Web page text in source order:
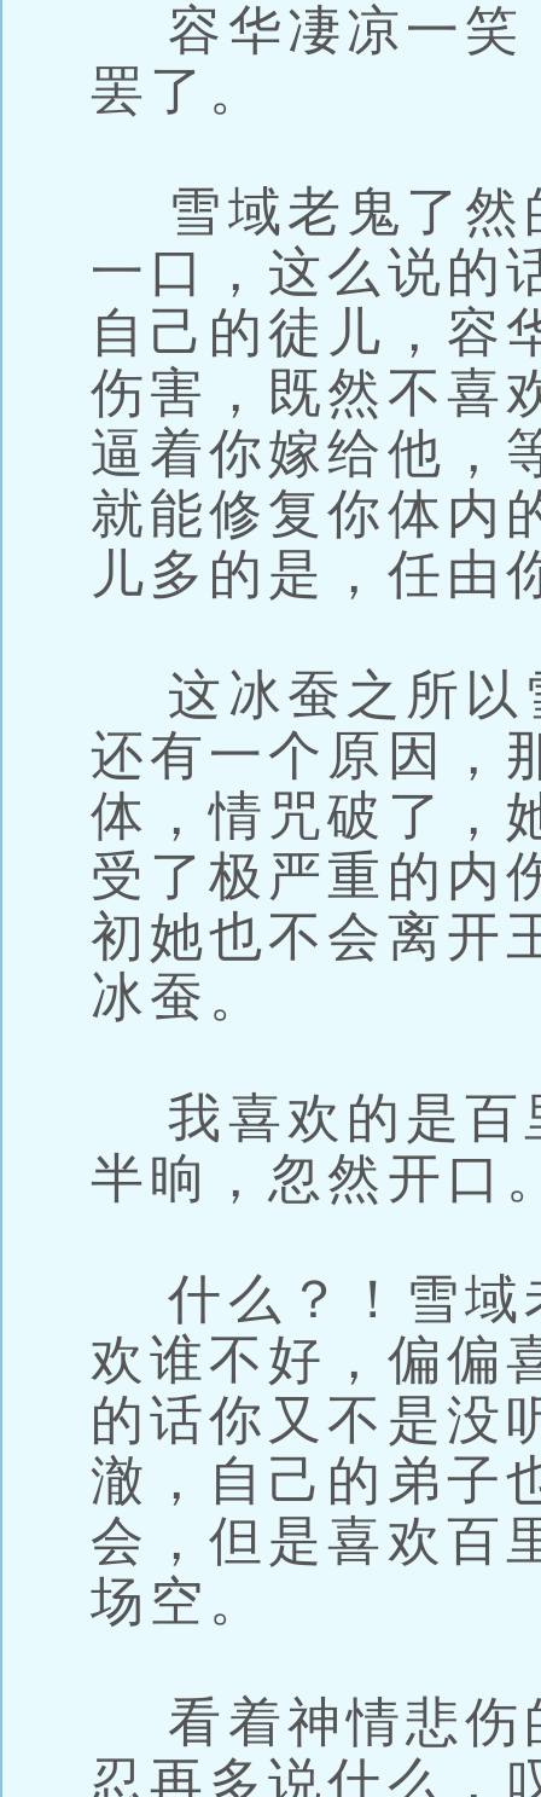
容华凄凉一笑
罢了。
雪域老鬼了然
一口，这么说的
自己的徒儿，容
伤害，既然不喜
逼着你嫁给他，
就能修复你体内
儿多的是，任由
这冰蚕之所以
还有一个原因，
体，情咒破了，
受了极严重的内
初她也不会离开
冰蚕。
我喜欢的是百
半晌，忽然开口
什么？！雪域
欢谁不好，偏偏
的话你又不是没
澈，自己的弟子
会，但是喜欢百
场空。
看着神情悲伤
忍再多说什么，